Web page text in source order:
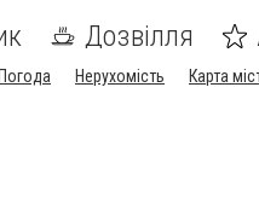
Дозвілля
Погода Нерухомість Карта